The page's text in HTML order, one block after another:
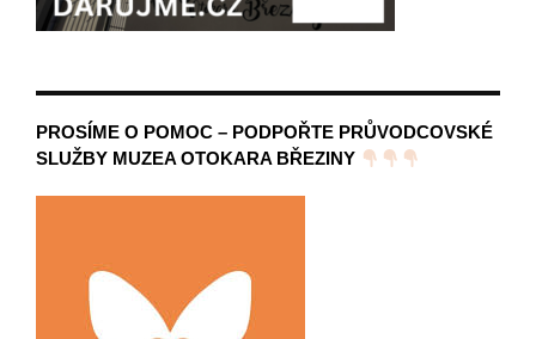
PROSÍME O POMOC – PODPOŘTE PRŮVODCOVSKÉ
SLUŽBY MUZEA OTOKARA BŘEZINY